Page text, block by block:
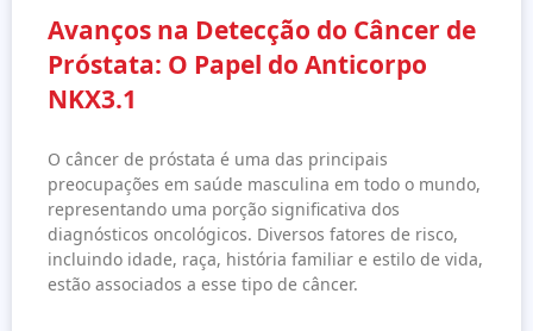
Avanços na Detecção do Câncer de
Próstata: O Papel do Anticorpo
NKX3.1
O câncer de próstata é uma das principais
preocupações em saúde masculina em todo o mundo,
representando uma porção significativa dos
diagnósticos oncológicos. Diversos fatores de risco,
incluindo idade, raça, história familiar e estilo de vida,
estão associados a esse tipo de câncer.